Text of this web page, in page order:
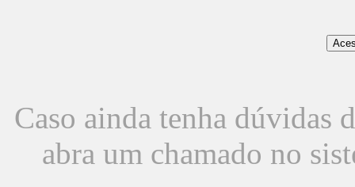
Caso ainda tenha dúvidas
abra um chamado no